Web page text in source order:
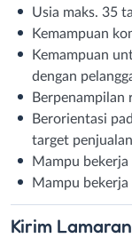
Usia maks. 35
Kemampuan
Kemampuan
dengan
Berpenampilan
Berorientasi
target penjualan
Mampu
Mampu
Kirim Lamaran